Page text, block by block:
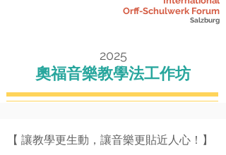
Orff-Schulwerk Forum
Salzburg
2025
奧福音樂教學法工作坊
【 讓教學更生動，讓音樂更貼近人心！】